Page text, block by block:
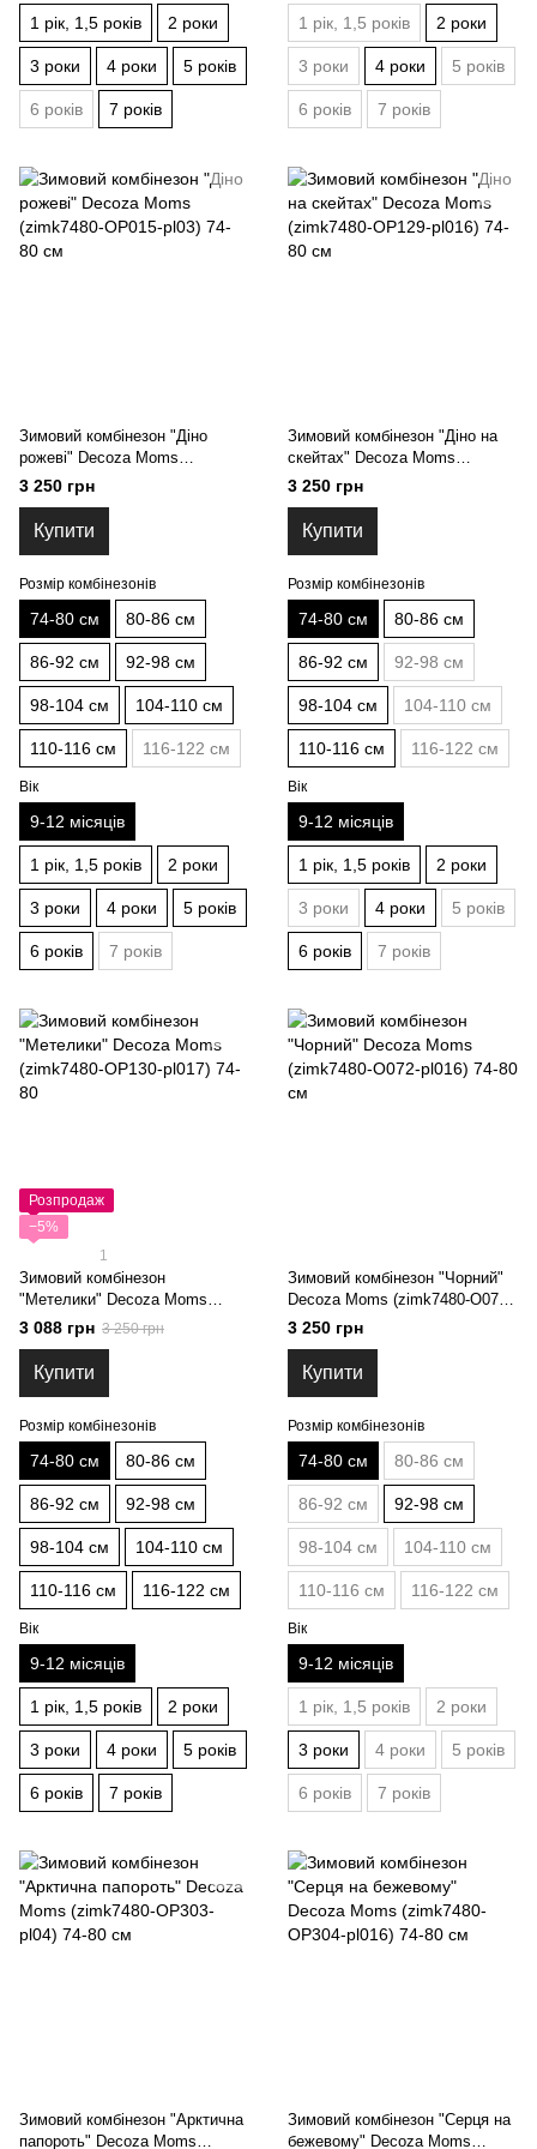
1 рік, 1,5 років 2 роки
3 роки 4 роки 5 років
6 років 7 років
1 рік, 1,5 років 2 роки
3 роки 4 роки 5 років
6 років 7 років
Зимовий комбінезон "Діно
рожеві" Decoza Moms
(zimk7480-OP015-pl03) 74-80 см
3 250 грн
Купити
Розмір комбінезонів
74-80 см 80-86 см
86-92 см 92-98 см
98-104 см 104-110 см
110-116 см 116-122 см
Вік
9-12 місяців
1 рік, 1,5 років 2 роки
3 роки 4 роки 5 років
6 років 7 років
Зимовий комбінезон "Діно на
скейтах" Decoza Moms
(zimk7480-OP129-pl016) 74-80
3 250 грн
Купити
Розмір комбінезонів
74-80 см 80-86 см
86-92 см 92-98 см
98-104 см 104-110 см
110-116 см 116-122 см
Вік
9-12 місяців
1 рік, 1,5 років 2 роки
3 роки 4 роки 5 років
6 років 7 років
Розпродаж
−5%
1
Зимовий комбінезон
"Метелики" Decoza Moms
(zimk7480-OP130-pl017) 74-80
3 088 грн 3 250 грн
Купити
Розмір комбінезонів
74-80 см 80-86 см
86-92 см 92-98 см
98-104 см 104-110 см
110-116 см 116-122 см
Вік
9-12 місяців
1 рік, 1,5 років 2 роки
3 роки 4 роки 5 років
6 років 7 років
Зимовий комбінезон "Чорний"
Decoza Moms (zimk7480-O072-
pl016) 74-80 см
3 250 грн
Купити
Розмір комбінезонів
74-80 см 80-86 см
86-92 см 92-98 см
98-104 см 104-110 см
110-116 см 116-122 см
Вік
9-12 місяців
1 рік, 1,5 років 2 роки
3 роки 4 роки 5 років
6 років 7 років
Зимовий комбінезон "Арктична
папороть" Decoza Moms
Зимовий комбінезон "Серця на
бежевому" Decoza Moms